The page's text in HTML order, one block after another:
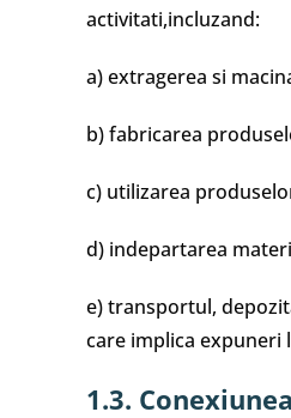
activitati,incluzand:
a) extragerea si
b) fabricarea
c) utilizarea
d) indepartarea
e) transportul,
care implica expuneri
1.3.